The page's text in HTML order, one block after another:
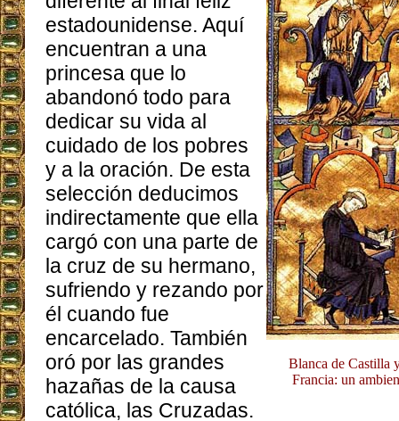
Blanca de Castilla
Francia: un
estadounidense. Aquí
encuentran a una
princesa que lo
abandonó todo para
dedicar su vida al
cuidado de los pobres
y a la oración. De esta
selección deducimos
indirectamente que ella
cargó con una parte de
la cruz de su hermano,
sufriendo y rezando por
él cuando fue
encarcelado. También
oró por las grandes
hazañas de la causa
católica, las Cruzadas.